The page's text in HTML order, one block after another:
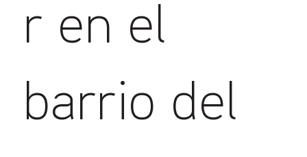
r en el
barrio del